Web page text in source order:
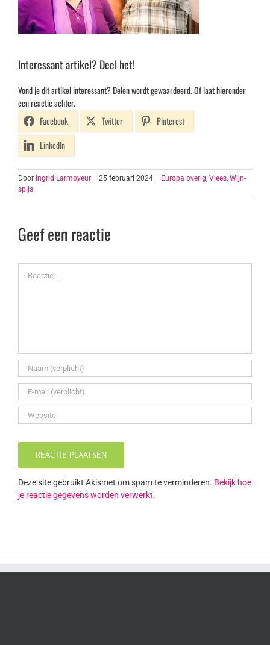
Interessant artikel? Deel het!
Vond je dit artikel interessant? Delen wordt gewaardeerd. Of laat hieronder
een reactie achter.
Facebook
Twitter
Pinterest
LinkedIn
Door Ingrid Larmoyeur 25 februari 2024 Europa overig, Vlees, Wijn-
spijs
Geef een reactie
Deze site gebruikt Akismet om spam te verminderen. Bekijk hoe
je reactie gegevens worden verwerkt.